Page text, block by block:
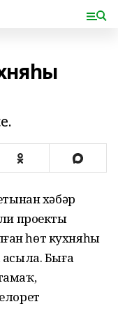
хәбәр
проекты
һөт кухняһы
Быға